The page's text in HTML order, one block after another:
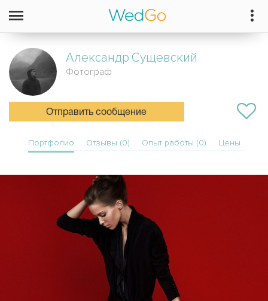
Александр Сущевский
Фотограф
Отправить сообщение
Портфолио Отзывы (0) Опыт работы (0) Цены